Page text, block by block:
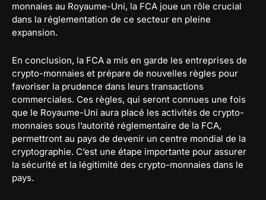
monnaies au Royaume-Uni, la FCA joue un rôle crucial
dans la réglementation de ce secteur en pleine
expansion.
En conclusion, la FCA a mis en garde les entreprises de
crypto-monnaies et prépare de nouvelles règles pour
favoriser la prudence dans leurs transactions
commerciales. Ces règles, qui seront connues une fois
que le Royaume-Uni aura placé les activités de crypto-
monnaies sous l’autorité réglementaire de la FCA,
permettront au pays de devenir un centre mondial de la
cryptographie. C’est une étape importante pour assurer
la sécurité et la légitimité des crypto-monnaies dans le
pays.